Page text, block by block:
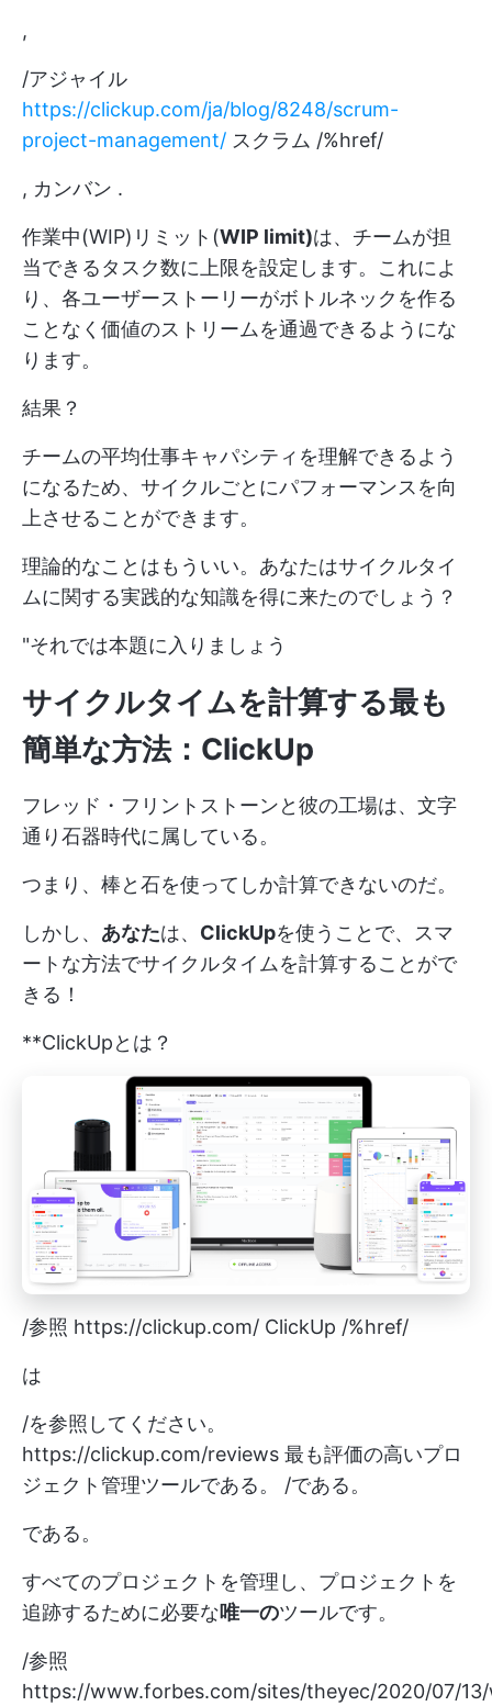
,
/アジャイル
https://clickup.com/ja/blog/8248/scrum-
project-management/ スクラム /%href/
, カンバン .
作業中(WIP)リミット(WIP limit)は、チームが担
当できるタスク数に上限を設定します。これによ
り、各ユーザーストーリーがボトルネックを作る
ことなく価値のストリームを通過できるようにな
ります。
結果？
チームの平均仕事キャパシティを理解できるよう
になるため、サイクルごとにパフォーマンスを向
上させることができます。
理論的なことはもういい。あなたはサイクルタイ
ムに関する実践的な知識を得に来たのでしょう？
"それでは本題に入りましょう
サイクルタイムを計算する最も
簡単な方法：ClickUp
フレッド・フリントストーンと彼の工場は、文字
通り石器時代に属している。
つまり、棒と石を使ってしか計算できないのだ。
しかし、 あなたは、 ClickUpを使うことで、スマ
ートな方法でサイクルタイムを計算することがで
きる！
**ClickUpとは？
/参照 https://clickup.com/ ClickUp /%href/
は
/を参照してください。
https://clickup.com/reviews 最も評価の高いプロ
ジェクト管理ツールである。 /である。
である。
すべてのプロジェクトを管理し、プロジェクトを
追跡するために必要な唯一のツールです。
/参照
https://www.forbes.com/sites/theyec/2020/07/